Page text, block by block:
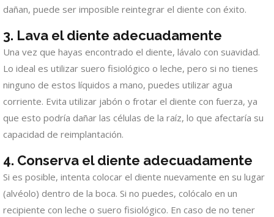
dañan, puede ser imposible reintegrar el diente con éxito.
3. Lava el diente adecuadamente
Una vez que hayas encontrado el diente, lávalo con suavidad.
Lo ideal es utilizar suero fisiológico o leche, pero si no tienes
ninguno de estos líquidos a mano, puedes utilizar agua
corriente. Evita utilizar jabón o frotar el diente con fuerza, ya
que esto podría dañar las células de la raíz, lo que afectaría su
capacidad de reimplantación.
4. Conserva el diente adecuadamente
Si es posible, intenta colocar el diente nuevamente en su lugar
(alvéolo) dentro de la boca. Si no puedes, colócalo en un
recipiente con leche o suero fisiológico. En caso de no tener